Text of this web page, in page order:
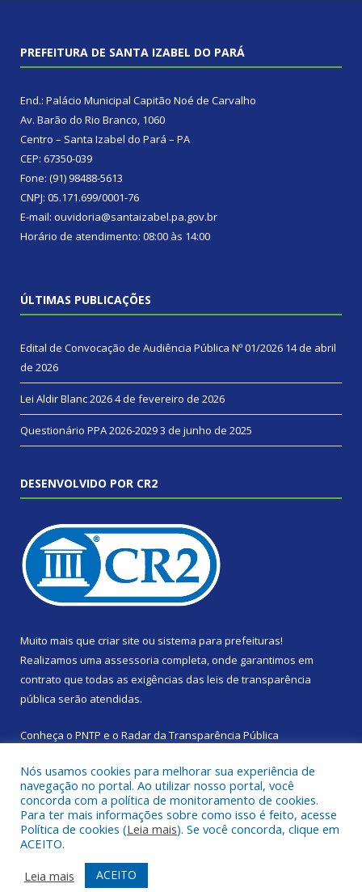
PREFEITURA DE SANTA IZABEL DO PARÁ
End.: Palácio Municipal Capitão Noé de Carvalho
Av. Barão do Rio Branco, 1060
Centro – Santa Izabel do Pará – PA
CEP: 67350-039
Fone: (91) 98488-5613
CNPJ: 05.171.699/0001-76
E-mail: ouvidoria@santaizabel.pa.gov.br
Horário de atendimento: 08:00 às 14:00
ÚLTIMAS PUBLICAÇÕES
Edital de Convocação de Audiência Pública Nº 01/2026 14 de abril
de 2026
Lei Aldir Blanc 20264 de fevereiro de 2026
Questionário PPA 2026-20293 de junho de 2025
DESENVOLVIDO POR CR2
Muito mais que criar site ou sistema para prefeituras!
Realizamos uma assessoria completa, onde garantimos em
contrato que todas as exigências das leis de transparência
pública serão atendidas.
Conheça o PNTP e o Radar da Transparência Pública
Todos os direitos reservados a Prefeitura Municipal de Santa
Izabel do Pará.
Mapa do Site
Acessar Área Administrativa
Acessar Webmail
Nós usamos cookies para melhorar sua experiência de
navegação no portal. Ao utilizar nosso portal, você
concorda com a política de monitoramento de cookies.
Para ter mais informações sobre como isso é feito, acesse
Política de cookies (Leia mais). Se você concorda, clique em
ACEITO.
Leia mais
ACEITO